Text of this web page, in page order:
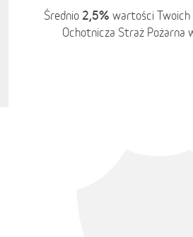
Średnio 2,5% wartości
Ochotnicza Straż Pożarna